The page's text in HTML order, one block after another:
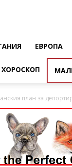
ЕВРОПА
ХОРОСКОП
план за